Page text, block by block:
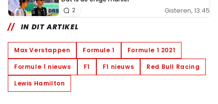
Gisteren, 13:45
2
IN DIT ARTIKEL
Max Verstappen Formule 1
Formule 1 2021
Formule 1 nieuws
F1 F1 nieuws
Red Bull Racing
Lewis Hamilton